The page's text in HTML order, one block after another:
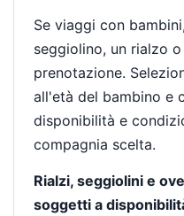
Se viaggi con
seggiolino, un rialzo
prenotazione.
all'età del bambino e
disponibilità e
compagnia scelta.
Rialzi, seggiolini e
soggetti a